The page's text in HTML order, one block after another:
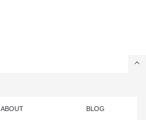
ABOUT BLOG